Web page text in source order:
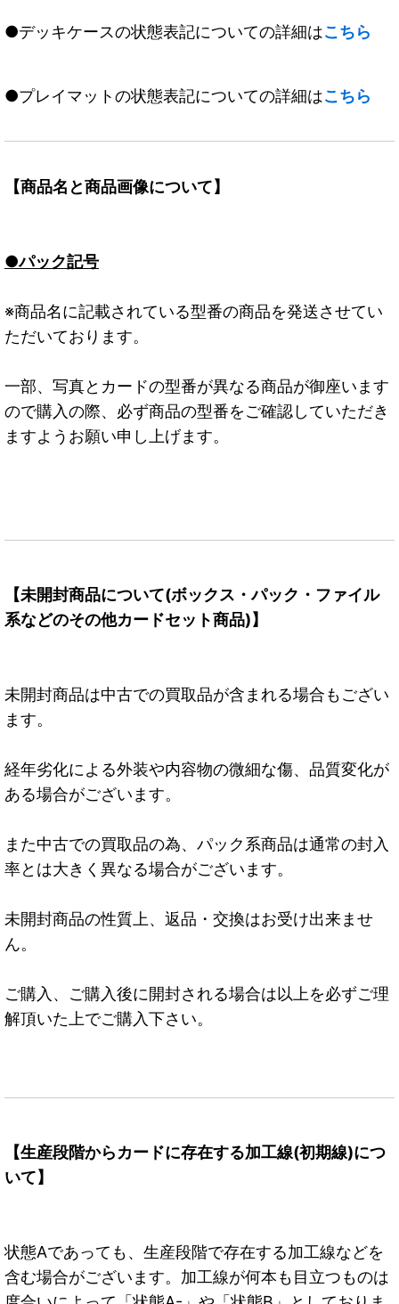
●デッキケースの状態表記についての詳細はこちら
●プレイマットの状態表記についての詳細はこちら
【商品名と商品画像について】
●パック記号
※商品名に記載されている型番の商品を発送させてい
ただいております。
一部、写真とカードの型番が異なる商品が御座います
ので購入の際、必ず商品の型番をご確認していただき
ますようお願い申し上げます。
【未開封商品について(ボックス・パック・ファイル
系などのその他カードセット商品)】
未開封商品は中古での買取品が含まれる場合もござい
ます。
経年劣化による外装や内容物の微細な傷、品質変化が
ある場合がございます。
また中古での買取品の為、パック系商品は通常の封入
率とは大きく異なる場合がございます。
未開封商品の性質上、返品・交換はお受け出来ませ
ん。
ご購入、ご購入後に開封される場合は以上を必ずご理
解頂いた上でご購入下さい。
【生産段階からカードに存在する加工線(初期線)につ
いて】
状態Aであっても、生産段階で存在する加工線などを
含む場合がございます。加工線が何本も目立つものは